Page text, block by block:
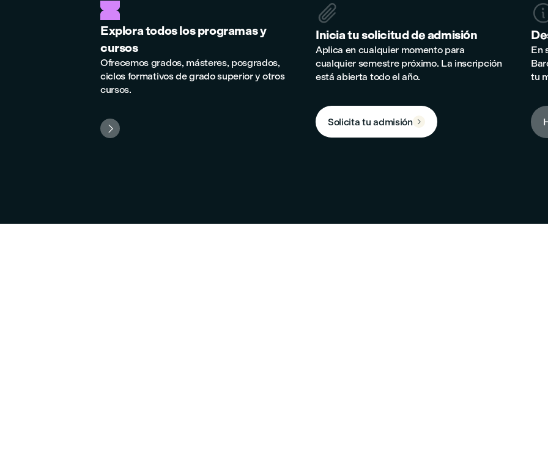
Explora todos los programas y
cursos
Ofrecemos grados, másteres, posgrados,
ciclos formativos de grado superior y otros
cursos.


Inicia tu solicitud de admisión
Aplica en cualquier momento para
cualquier semestre próximo. La inscripción
está abierta todo el año.
Solicita tu admisión 
En
tu